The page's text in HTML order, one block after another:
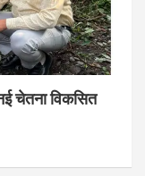
चेतना विकसित